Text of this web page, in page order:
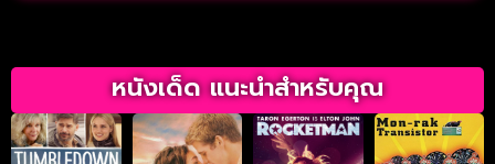
หนังเด็ด แนะนำสำหรับคุณ